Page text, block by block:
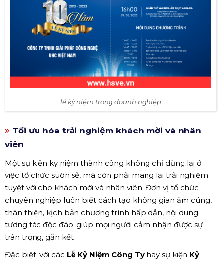
lễ kỷ niệm trong doanh nghiệp
Tối ưu hóa trải nghiệm khách mời và nhân
viên
Một sự kiện kỷ niệm thành công không chỉ dừng lại ở
việc tổ chức suôn sẻ, mà còn phải mang lại trải nghiệm
tuyệt vời cho khách mời và nhân viên. Đơn vị tổ chức
chuyên nghiệp luôn biết cách tạo không gian ấm cúng,
thân thiện, kịch bản chương trình hấp dẫn, nội dung
tương tác độc đáo, giúp mọi người cảm nhận được sự
trân trọng, gắn kết.
Đặc biệt, với các Lễ Kỷ Niệm Công Ty hay sự kiện Kỷ